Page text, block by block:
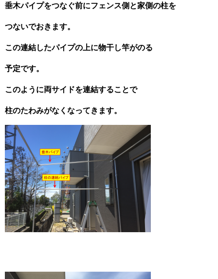
垂木パイプをつなぐ前にフェンス側と家側の柱を
つないでおきます。
この連結したパイプの上に物干し竿がのる
予定です。
このように両サイドを連結することで
柱のたわみがなくなってきます。